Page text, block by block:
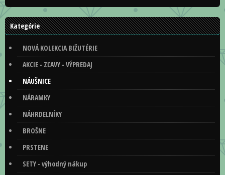
Kategórie
NOVÁ KOLEKCIA BIŽUTÉRIE
AKCIE - ZĽAVY - VÝPREDAJ
NÁUŠNICE
NÁRAMKY
NÁHRDELNÍKY
BROŠNE
PRSTENE
SETY - výhodný nákup